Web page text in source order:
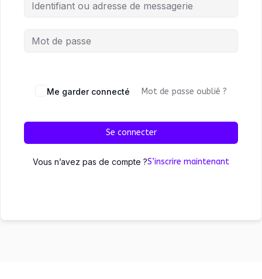
Me garder connecté Mot de passe oublié ?
Se connecter
Vous n’avez pas de compte ?S’inscrire maintenant